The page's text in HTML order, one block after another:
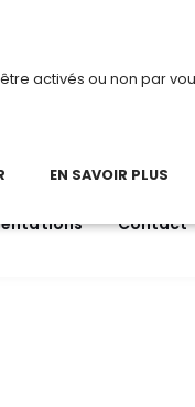
2026, TDI passe
Contact
activés ou non par
EN SAVOIR PLUS